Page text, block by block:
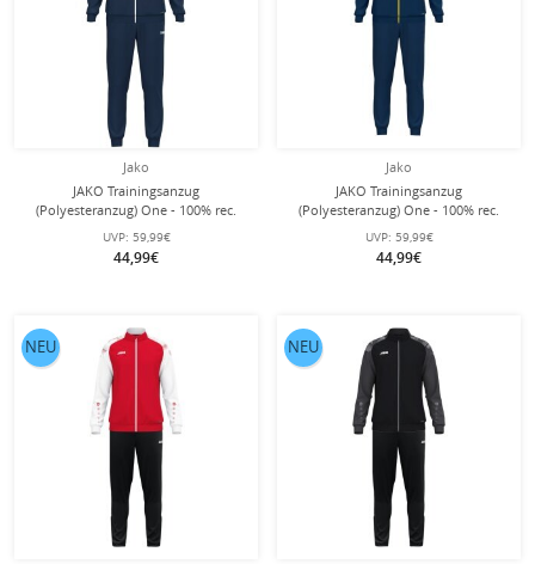
Jako
JAKO Trainingsanzug
(Polyesteranzug) One - 100% rec.
Polyester - marineblau Jungen
UVP: 59,99€
44,99€
Jako
JAKO Trainingsanzug
(Polyesteranzug) One - 100% rec.
Polyester - navyblau/gelb Jungen
UVP: 59,99€
44,99€
NEU NEU